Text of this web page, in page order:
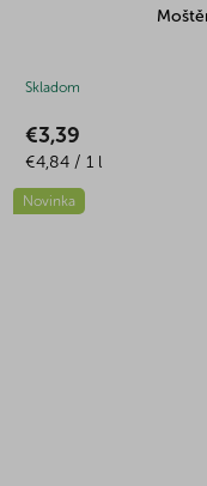
Skladom
€3,39
Jednotková
cena:
€4,84 / 1 l
Novinka